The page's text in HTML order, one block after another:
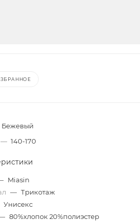
Бежевый
— 140-170
Miasin
— Трикотаж
Унисекс
80%хлопок 20%полиэстер